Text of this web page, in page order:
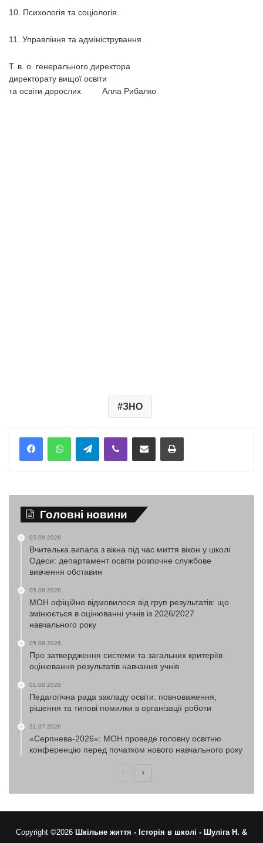
10. Психологія та соціологія.
11. Управління та адміністрування.
Т. в. о. генерального директора
директорату вищої освіти
та освіти дорослих Алла Рибалко
ЗНО
TelegramViber Надіслати електронною поштоюНадрукувати
Головні новини
05.08.2026
Вчителька випала з вікна під час миття вікон у школі
Одеси: департамент освіти розпочне службове
вивчення обставин
05.08.2026
МОН офіційно відмовилося від груп результатів: що
змінюється в оцінюванні учнів із 2026/2027
навчального року
05.08.2026
Про затвердження системи та загальних критеріїв
оцінювання результатів навчання учнів
01.08.2026
Педагогічна рада закладу освіти: повноваження,
рішення та типові помилки в організації роботи
31.07.2026
«Серпнева-2026»: МОН проведе головну освітню
конференцію перед початком нового навчального року
ПопередняНаступна
Copyright ©2026 Шкільне життя - Історія в школі - Шуліга Н. &